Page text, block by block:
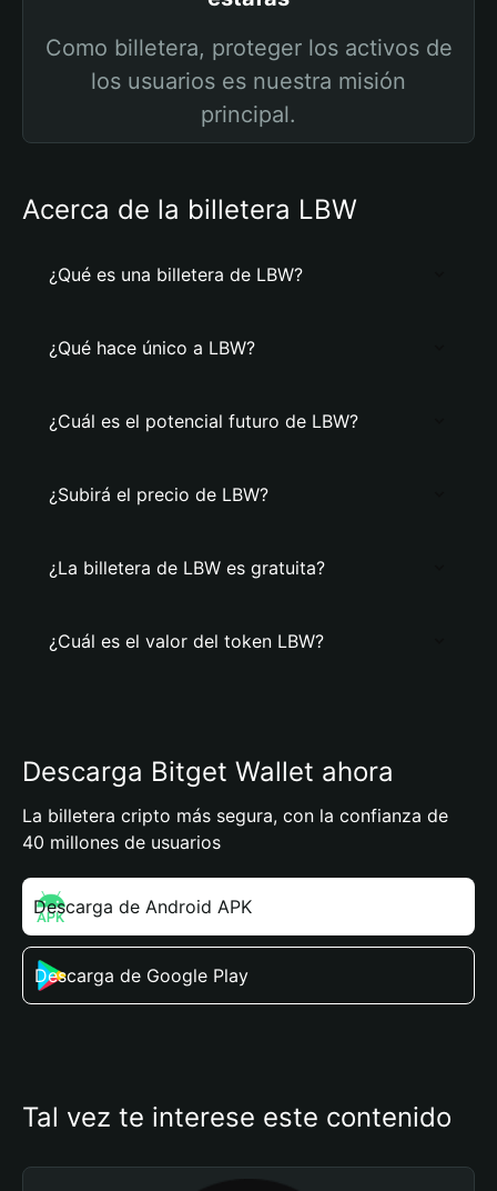
Como billetera, proteger los activos de
los usuarios es nuestra misión
principal.
Acerca de la billetera LBW
¿Qué es una billetera de LBW?
¿Qué hace único a LBW?
¿Cuál es el potencial futuro de LBW?
¿Subirá el precio de LBW?
¿La billetera de LBW es gratuita?
¿Cuál es el valor del token LBW?
Descarga Bitget Wallet ahora
La billetera cripto más segura, con la confianza de
40 millones de usuarios
Descarga de Android APK
Descarga de Google Play
Tal vez te interese este contenido